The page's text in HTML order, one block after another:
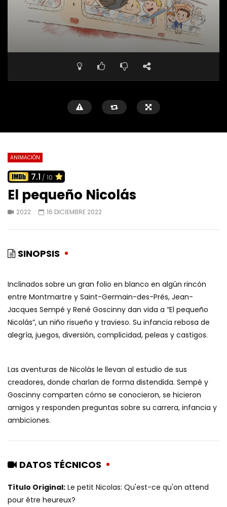
ANIMACIÓN
7.1 / 10
El pequeño Nicolás
2022 16 DICIEMBRE 2022
SINOPSIS
Inclinados sobre un gran folio en blanco en algún rincón
entre Montmartre y Saint-Germain-des-Prés, Jean-
Jacques Sempé y René Goscinny dan vida a “El pequeño
Nicolás”, un niño risueño y travieso. Su infancia rebosa de
alegría, juegos, diversión, complicidad, peleas y castigos.
Las aventuras de Nicolás le llevan al estudio de sus
creadores, donde charlan de forma distendida. Sempé y
Goscinny comparten cómo se conocieron, se hicieron
amigos y responden preguntas sobre su carrera, infancia y
ambiciones.
DATOS TÉCNICOS
Título Original: Le petit Nicolas: Qu'est-ce qu'on attend
pour être heureux?